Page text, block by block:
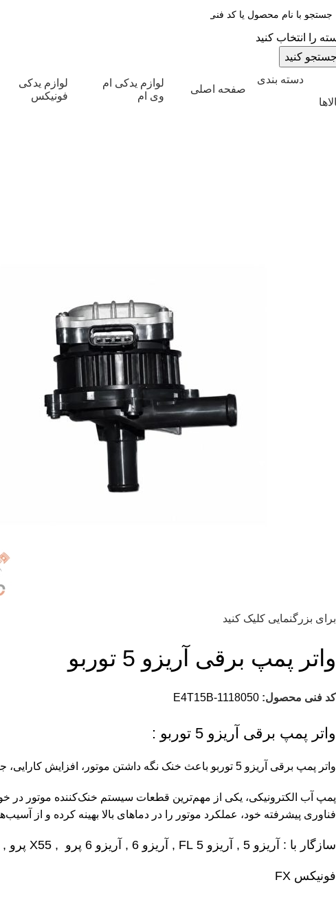
را انتخاب کنید
کنید
دسته بندی
صفحه اصلی
لوازم یدکی ام
وی ام
لوازم یدکی
فونیکس
برای بزرگنمایی کلیک کنید
واتر پمپ برقی آریزو 5 توربو
کد فنی محصول: E4T15B-1118050
واتر پمپ برقی آریزو 5 توربو :
واتر پمپ برقی آریزو 5 توربو باعث خنک نگه داشتن موتور، افزایش کارایی، جلوگیری از داغ شدن و حفاظت از قطعات داخلی می‌شود و به موتورهای توربو، هیبرید و AWD کمک می‌کند عملکرد بهینه داشته باشند.
پمپ آب الکترونیکی، یکی از مهم‌ترین قطعات سیستم خنک‌کننده موتور در
فناوری پیشرفته خود، عملکرد موتور را در دماهای بالا بهینه کرده و از
سازگار با : آریزو 5 , آریزو 5 FL , آریزو 6 , آریزو 6 پرو , X55 پرو , X55 , تیگو 8 , تیگو 7 , تیگو 7 پرو , آریزو 6 پرو , X33
فونیکس FX